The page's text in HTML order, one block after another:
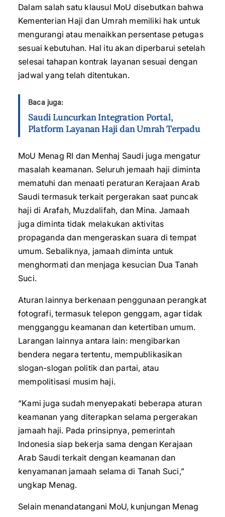
Dalam salah satu klausul MoU disebutkan bahwa
Kementerian Haji dan Umrah memiliki hak untuk
mengurangi atau menaikkan persentase petugas
sesuai kebutuhan. Hal itu akan diperbarui setelah
selesai tahapan kontrak layanan sesuai dengan
jadwal yang telah ditentukan.
Baca juga:
Saudi Luncurkan Integration Portal,
Platform Layanan Haji dan Umrah Terpadu
MoU Menag RI dan Menhaj Saudi juga mengatur
masalah keamanan. Seluruh jemaah haji diminta
mematuhi dan menaati peraturan Kerajaan Arab
Saudi termasuk terkait pergerakan saat puncak
haji di Arafah, Muzdalifah, dan Mina. Jamaah
juga diminta tidak melakukan aktivitas
propaganda dan mengeraskan suara di tempat
umum. Sebaliknya, jamaah diminta untuk
menghormati dan menjaga kesucian Dua Tanah
Suci.
Aturan lainnya berkenaan penggunaan perangkat
fotografi, termasuk telepon genggam, agar tidak
mengganggu keamanan dan ketertiban umum.
Larangan lainnya antara lain: mengibarkan
bendera negara tertentu, mempublikasikan
slogan-slogan politik dan partai, atau
mempolitisasi musim haji.
“Kami juga sudah menyepakati beberapa aturan
keamanan yang diterapkan selama pergerakan
jamaah haji. Pada prinsipnya, pemerintah
Indonesia siap bekerja sama dengan Kerajaan
Arab Saudi terkait dengan keamanan dan
kenyamanan jamaah selama di Tanah Suci,”
ungkap Menag.
Selain menandatangani MoU, kunjungan Menag